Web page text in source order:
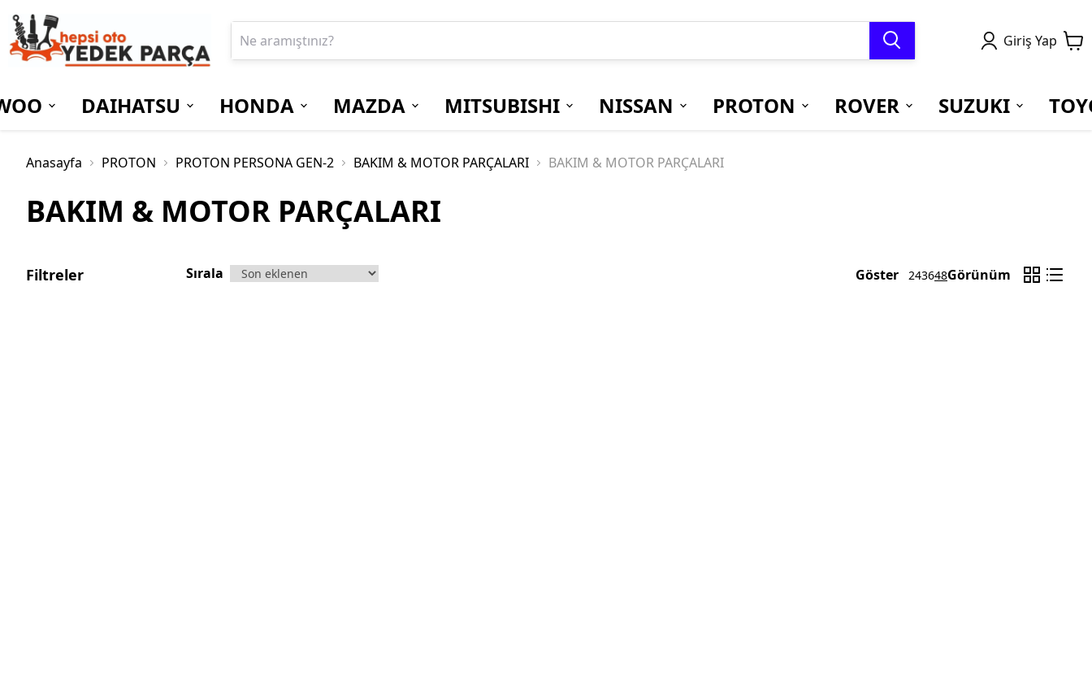
Giriş Yap
DAIHATSU HONDA MAZDA MITSUBISHI NISSAN PROTON ROVER SUZUKI
Anasayfa PROTON PROTON PERSONA GEN-2 BAKIM & MOTOR PARÇALARI BAKIM & MOTOR PARÇALARI
BAKIM & MOTOR PARÇALARI
Filtreler Sırala Göster 243648Görünüm